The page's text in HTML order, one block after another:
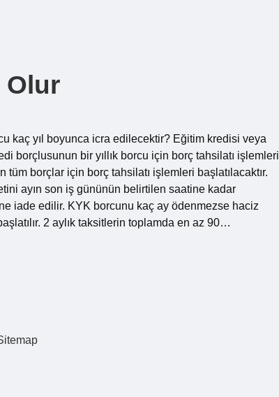
Olur
kaç yıl boyunca icra edilecektir? Eğitim kredisi veya
borçlusunun bir yıllık borcu için borç tahsilatı işlemleri
borçlar için borç tahsilatı işlemleri başlatılacaktır.
ayın son iş gününün belirtilen saatine kadar
iade edilir. KYK borcunu kaç ay ödenmezse haciz
2 aylık taksitlerin toplamda en az 90…